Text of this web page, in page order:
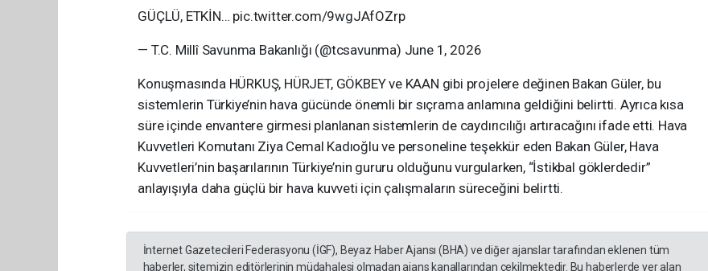
GÜÇLÜ, ETKİN… pic.twitter.com/9wgJAfOZrp
— T.C. Millî Savunma Bakanlığı (@tcsavunma) June 1, 2026
Konuşmasında HÜRKUŞ, HÜRJET, GÖKBEY ve KAAN gibi projelere değinen Bakan Güler, bu
sistemlerin Türkiye’nin hava gücünde önemli bir sıçrama anlamına geldiğini belirtti. Ayrıca kısa
süre içinde envantere girmesi planlanan sistemlerin de caydırıcılığı artıracağını ifade etti. Hava
Kuvvetleri Komutanı Ziya Cemal Kadıoğlu ve personeline teşekkür eden Bakan Güler, Hava
Kuvvetleri’nin başarılarının Türkiye’nin gururu olduğunu vurgularken, “İstikbal göklerdedir”
anlayışıyla daha güçlü bir hava kuvveti için çalışmaların süreceğini belirtti.
İnternet Gazetecileri Federasyonu (İGF), Beyaz Haber Ajansı (BHA) ve diğer ajanslar tarafından eklenen tüm
haberler, sitemizin editörlerinin müdahalesi olmadan ajans kanallarından çekilmektedir. Bu haberlerde yer alan